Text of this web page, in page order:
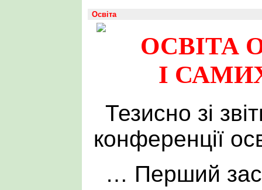
Освіта
ОСВІТА
І
Тезисно зі
конференції
… Перший